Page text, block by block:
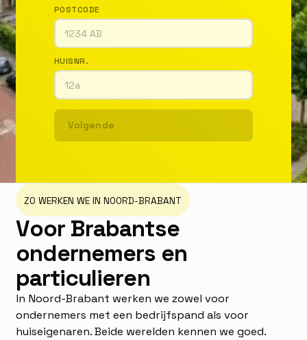
POSTCODE
HUISNR.
Volgende
ZO WERKEN WE IN NOORD-BRABANT
Voor Brabantse
ondernemers en
particulieren
In Noord-Brabant werken we zowel voor
ondernemers met een bedrijfspand als voor
huiseigenaren. Beide werelden kennen we goed.